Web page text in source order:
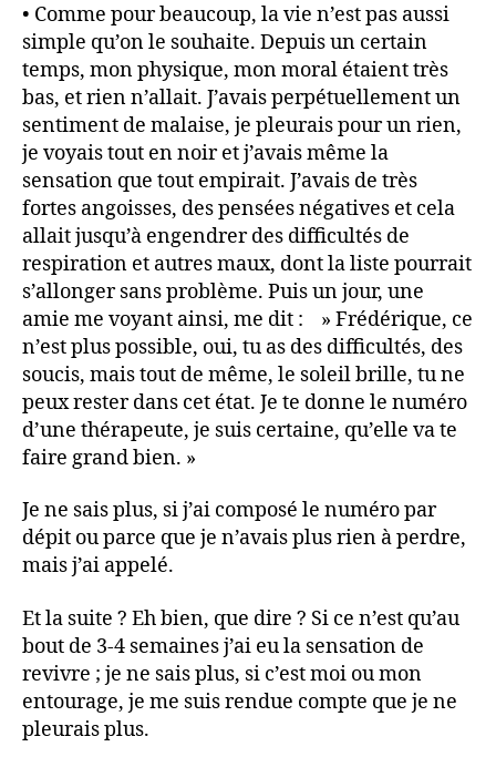
• Comme pour beaucoup, la vie n’est pas aussi
simple qu’on le souhaite. Depuis un certain
temps, mon physique, mon moral étaient très
bas, et rien n’allait. J’avais perpétuellement un
sentiment de malaise, je pleurais pour un rien,
je voyais tout en noir et j’avais même la
sensation que tout empirait. J’avais de très
fortes angoisses, des pensées négatives et cela
allait jusqu’à engendrer des difficultés de
respiration et autres maux, dont la liste pourrait
s’allonger sans problème. Puis un jour, une
amie me voyant ainsi, me dit : » Frédérique, ce
n’est plus possible, oui, tu as des difficultés, des
soucis, mais tout de même, le soleil brille, tu ne
peux rester dans cet état. Je te donne le numéro
d’une thérapeute, je suis certaine, qu’elle va te
faire grand bien. »
Je ne sais plus, si j’ai composé le numéro par
dépit ou parce que je n’avais plus rien à perdre,
mais j’ai appelé.
Et la suite ? Eh bien, que dire ? Si ce n’est qu’au
bout de 3-4 semaines j’ai eu la sensation de
revivre ; je ne sais plus, si c’est moi ou mon
entourage, je me suis rendue compte que je ne
pleurais plus.